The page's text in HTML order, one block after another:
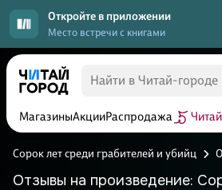
Откройте в приложении
Место встречи с книгами
МагазиныАкцииРаспродажа
Сорок лет среди грабителей и убийц
Отзывы на произведение: